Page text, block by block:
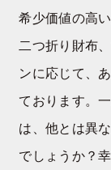
希少価値の高
二つ折り財布
ンに応じて、
ております。
は、他とは異
でしょうか？